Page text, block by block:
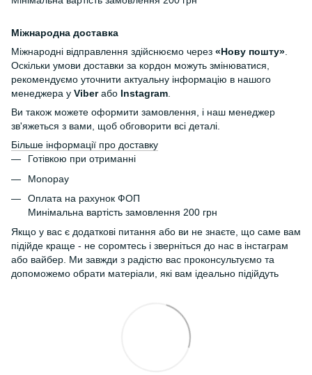
Міжнародна доставка
Міжнародні відправлення здійснюємо через «Нову пошту».
Оскільки умови доставки за кордон можуть змінюватися,
рекомендуємо уточнити актуальну інформацію в нашого
менеджера у Viberабо Instagram.
Ви також можете оформити замовлення, і наш менеджер
зв'яжеться з вами, щоб обговорити всі деталі.
Більше інформації про доставку
Готівкою при отриманні
Monopay
Оплата на рахунок ФОП
Минімальна вартість замовлення 200 грн
Якщо у вас є додаткові питання або ви не знаєте, що саме вам
підійде краще - не соромтесь і зверніться до нас в інстаграм
або вайбер. Ми завжди з радістю вас проконсультуємо та
допоможемо обрати матеріали, які вам ідеально підійдуть